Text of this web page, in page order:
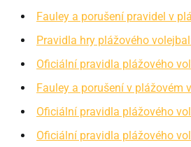
Fauley a porušení pravidel v
Pravidla hry plážového
Oficiální pravidla plážového
Fauley a porušení v plážovém
Oficiální pravidla plážového
Oficiální pravidla plážového